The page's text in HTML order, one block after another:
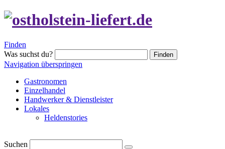
Finden
Was suchst du?
Finden
Navigation überspringen
Gastronomen
Einzelhandel
Handwerker & Dienstleister
Lokales
Heldenstories
Suchen